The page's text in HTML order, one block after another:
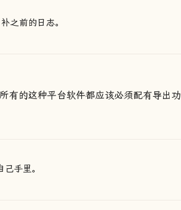
之前的日志。
有的这种平台软件都应该必须配有导出功
手里。